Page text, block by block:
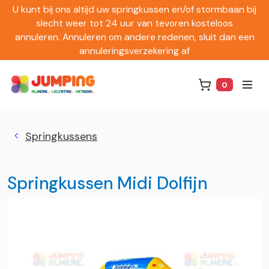
U kunt bij ons altijd uw springkussen en/of stormbaan bij
slecht weer tot 24 uur van tevoren kosteloos
annuleren. Annuleren om andere redenen, sluit dan een
annuleringsverzekering af
0
Springkussens
Springkussen Midi Dolfijn